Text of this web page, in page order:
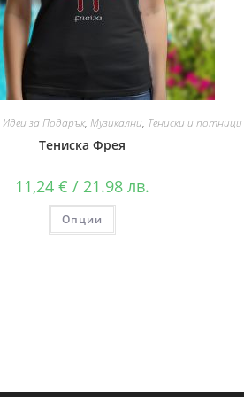
Идеи за Подарък, Музикални, Тениски и потници
Тениска Фрея
11,24€ / 21.98 лв.
Опции